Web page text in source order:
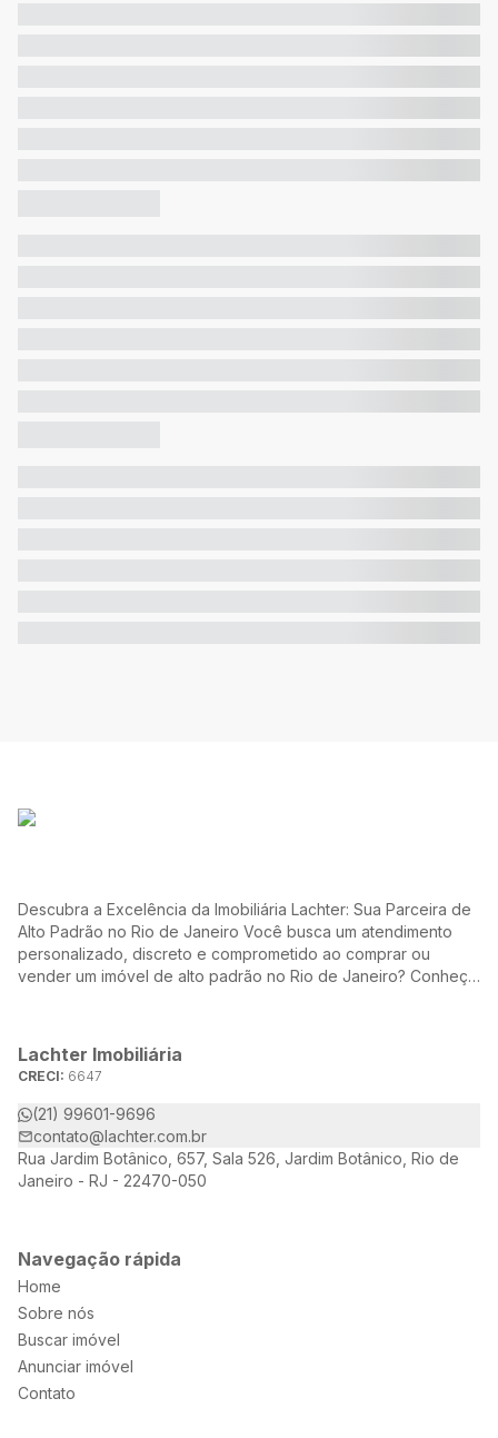
Descubra a Excelência da Imobiliária Lachter: Sua Parceira de
Alto Padrão no Rio de Janeiro Você busca um atendimento
personalizado, discreto e comprometido ao comprar ou
vender um imóvel de alto padrão no Rio de Janeiro? Conheça
necessidades e desejos.
Lachter Imobiliária
CRECI: 6647
(21) 99601-9696
contato@lachter.com.br
Rua Jardim Botânico, 657, Sala 526, Jardim Botânico, Rio de
Janeiro - RJ - 22470-050
Navegação rápida
Home
Sobre nós
Buscar imóvel
Anunciar imóvel
Contato